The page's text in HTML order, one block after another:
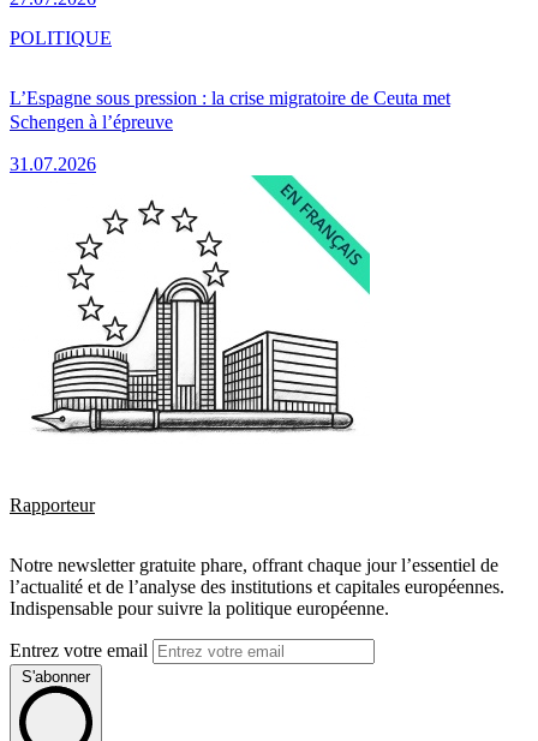
L’Espagne sous pression : la crise migratoire de Ceuta met
Schengen à l’épreuve
31.07.2026
POLITIQUE
Rapporteur
Notre newsletter gratuite phare, offrant chaque jour l’essentiel de
l’actualité et de l’analyse des institutions et capitales européennes.
Indispensable pour suivre la politique européenne.
Entrez votre email
S'abonner